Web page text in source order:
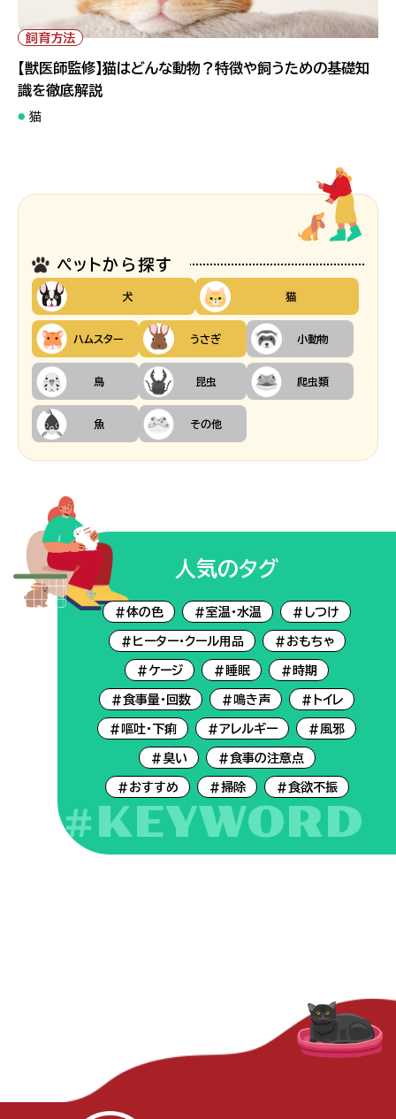
飼育方法
【獣医師監修】猫はどんな動物？特徴や飼うための基礎知
識を徹底解説
猫
ペットから探す
犬 猫
ハムスター うさぎ 小動物
鳥 昆虫 爬虫類
魚 その他
#KEYWORD
人気のタグ
#体の色 #室温・水温 #しつけ
#ヒーター・クール用品 #おもちゃ
#ケージ #睡眠 #時期
#食事量・回数 #鳴き声 #トイレ
#嘔吐・下痢 #アレルギー #風邪
#臭い #食事の注意点
#おすすめ #掃除 #食欲不振